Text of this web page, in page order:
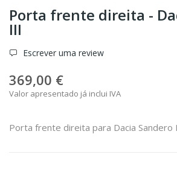
Porta frente direita -
III
Escrever uma review
369,00 €
Valor apresentado já inclui IVA
Porta frente direita para Dacia Sandero